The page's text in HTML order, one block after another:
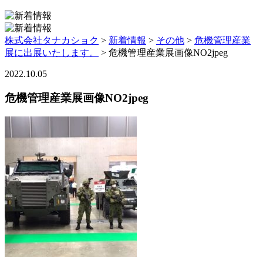
株式会社タナカショク > 新着情報 > その他 > 危機管理産業
展に出展いたします。
> 危機管理産業展画像NO2jpeg
2022.10.05
危機管理産業展画像NO2jpeg